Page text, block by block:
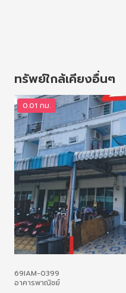
ทรัพย์ใกล้เคียงอื่นๆ
0.01 กม.
69IAM-0399
อาคารพาณิชย์